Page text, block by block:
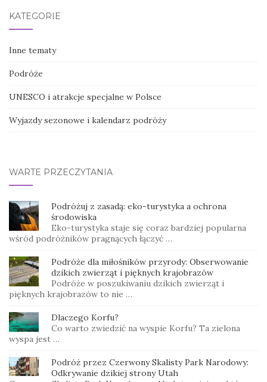
KATEGORIE
Inne tematy
Podróże
UNESCO i atrakcje specjalne w Polsce
Wyjazdy sezonowe i kalendarz podróży
WARTE PRZECZYTANIA
Podróżuj z zasadą: eko-turystyka a ochrona
środowiska
Eko-turystyka staje się coraz bardziej popularna
wśród podróżników pragnących łączyć …
Podróże dla miłośników przyrody: Obserwowanie
dzikich zwierząt i pięknych krajobrazów
Podróże w poszukiwaniu dzikich zwierząt i
pięknych krajobrazów to nie …
Dlaczego Korfu?
Co warto zwiedzić na wyspie Korfu? Ta zielona
wyspa jest …
Podróż przez Czerwony Skalisty Park Narodowy:
Odkrywanie dzikiej strony Utah